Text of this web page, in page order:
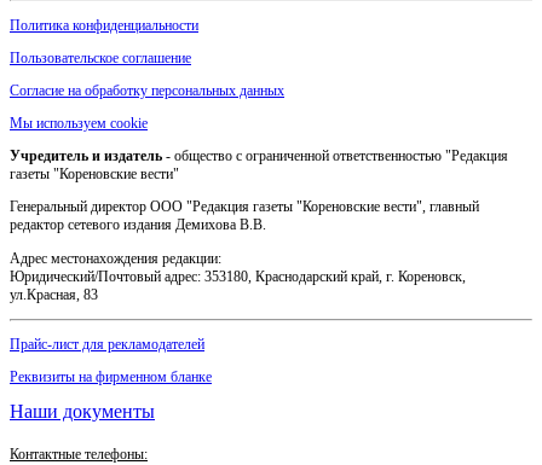
Политика конфиденциальности
Пользовательское соглашение
Согласие на обработку персональных данных
Мы используем cookie
Учредитель и издатель - общество с ограниченной ответственностью "Редакция
газеты "Кореновские вести"
Генеральный директор ООО "Редакция газеты "Кореновские вести", главный
редактор сетевого издания Демихова В.В.
Адрес местонахождения редакции:
Юридический/Почтовый адрес: 353180, Краснодарский край, г. Кореновск,
ул.Красная, 83
Прайс-лист для рекламодателей
Реквизиты на фирменном бланке
Наши документы
Контактные телефоны: